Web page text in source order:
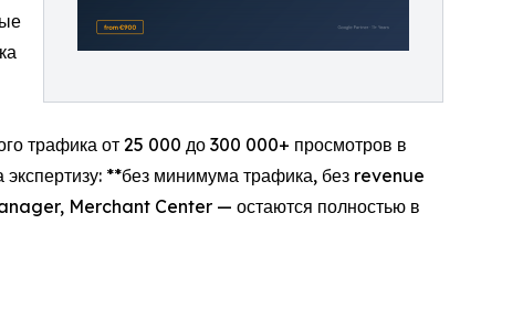
трафика от 25 000 до 300 000+ просмотров в
**без минимума трафика, без revenue
Merchant Center — остаются полностью в